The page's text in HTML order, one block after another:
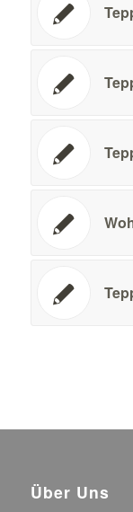
Über Uns